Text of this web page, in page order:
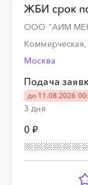
ЖБИ срок
ООО "АИМ
Москва
Подача
до 11.08.2026
3 дня
0 ₽